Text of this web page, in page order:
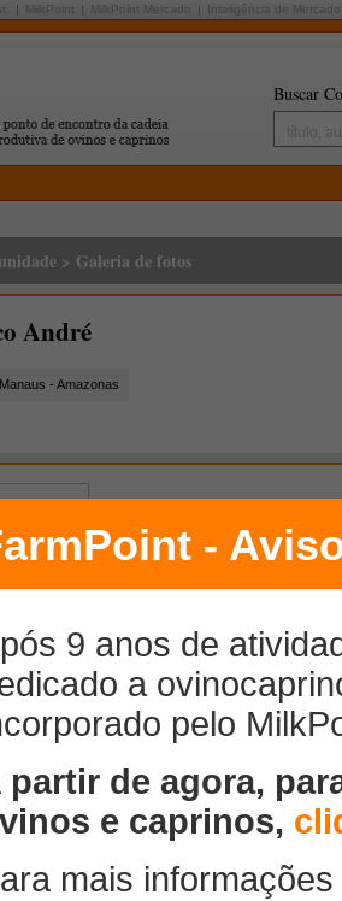
MilkPoint MilkPoint Mercado Inteligência de Mercado
Buscar
> Galeria de fotos
André
Manaus - Amazonas
André
fotos: 1 - 3 de 3
fotos: 1 - 3 de 3
o conteúdo publicado por este usuário é de